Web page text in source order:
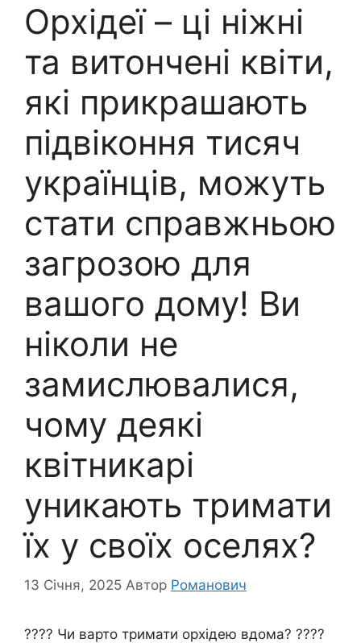
Орхідеї – ці ніжні
та витончені квіти,
які прикрашають
підвіконня тисяч
українців, можуть
стати справжньою
загрозою для
вашого дому! Ви
ніколи не
замислювалися,
чому деякі
квітникарі
уникають тримати
їх у своїх оселях?
13 Січня, 2025 Автор Романович
???? Чи варто тримати орхідею вдома? ????